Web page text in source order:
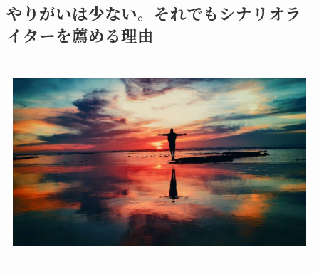
やりがいは少ない。それでもシナリオラ
イターを薦める理由